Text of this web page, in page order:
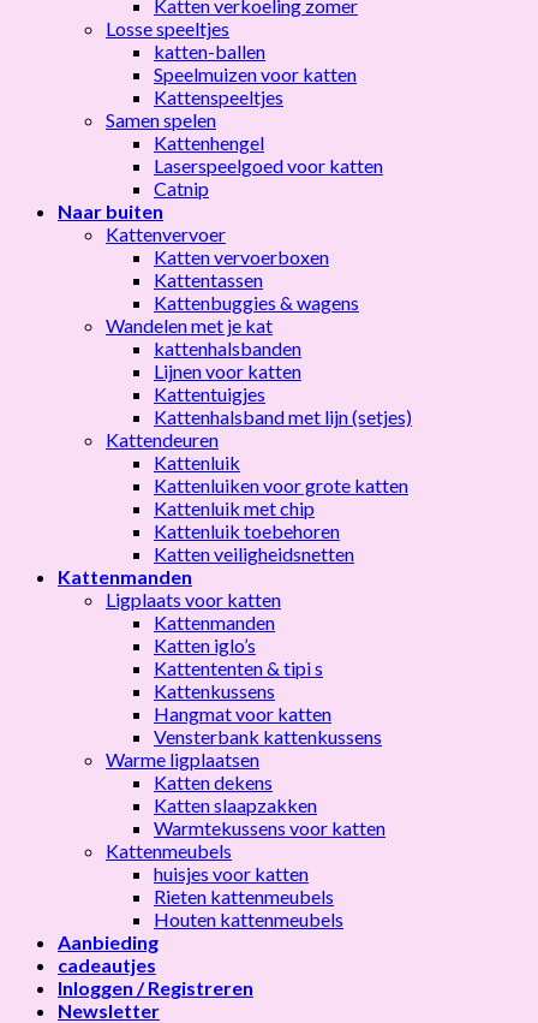
Katten verkoeling zomer
Losse speeltjes
katten-ballen
Speelmuizen voor katten
Kattenspeeltjes
Samen spelen
Kattenhengel
Laserspeelgoed voor katten
Catnip
Naar buiten
Kattenvervoer
Katten vervoerboxen
Kattentassen
Kattenbuggies & wagens
Wandelen met je kat
kattenhalsbanden
Lijnen voor katten
Kattentuigjes
Kattenhalsband met lijn (setjes)
Kattendeuren
Kattenluik
Kattenluiken voor grote katten
Kattenluik met chip
Kattenluik toebehoren
Katten veiligheidsnetten
Kattenmanden
Ligplaats voor katten
Kattenmanden
Katten iglo’s
Kattententen & tipi s
Kattenkussens
Hangmat voor katten
Vensterbank kattenkussens
Warme ligplaatsen
Katten dekens
Katten slaapzakken
Warmtekussens voor katten
Kattenmeubels
huisjes voor katten
Rieten kattenmeubels
Houten kattenmeubels
Aanbieding
cadeautjes
Inloggen / Registreren
Newsletter